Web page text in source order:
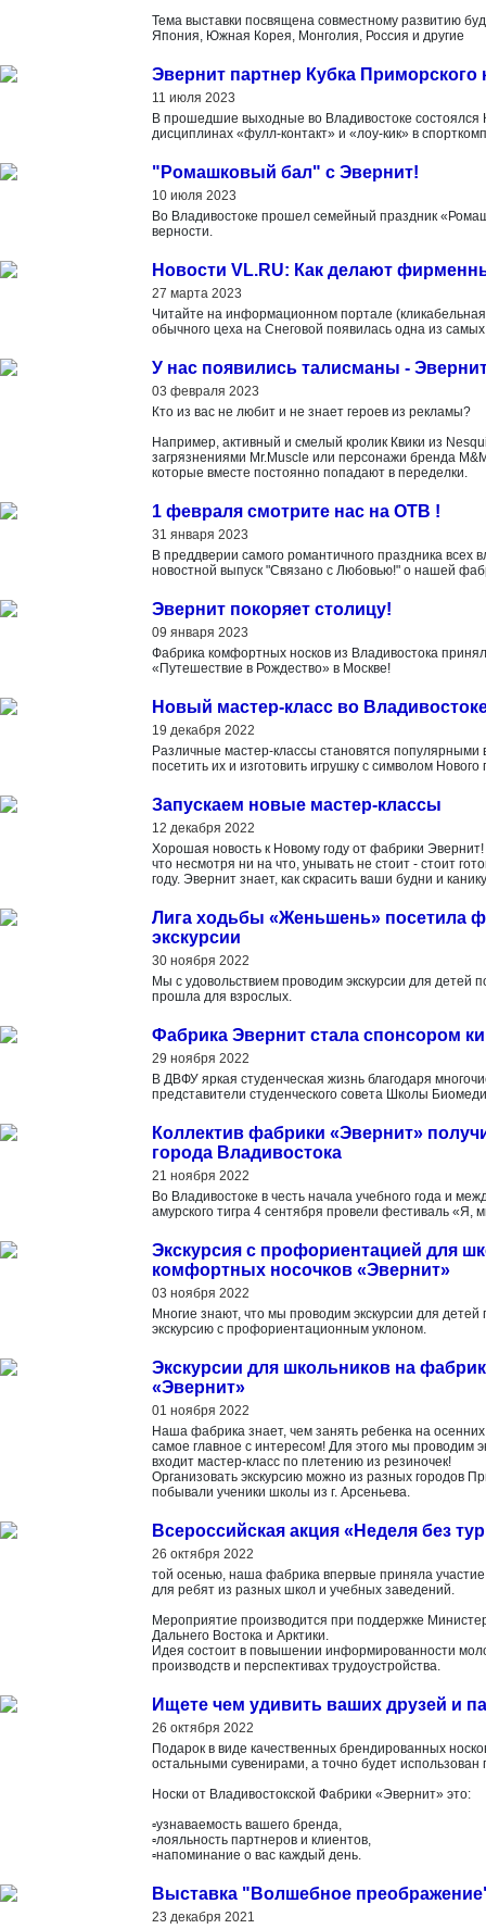
Тема выставки посвящена совместному развитию
Япония, Южная Корея, Монголия, Россия и другие
Эвернит партнер Кубка Приморского
11 июля 2023
В прошедшие выходные во Владивостоке состоялся
дисциплинах «фулл-контакт» и «лоу-кик» в
"Ромашковый бал" с Эвернит!
10 июля 2023
Во Владивостоке прошел семейный праздник
верности.
Новости VL.RU: Как делают
27 марта 2023
Читайте на информационном портале
обычного цеха на Снеговой появилась одна из
У нас появились талисманы -
03 февраля 2023
Кто из вас не любит и не знает героев из рекламы?
Например, активный и смелый кролик Квики из
загрязнениями Mr.Muscle или персонажи бренда
которые вместе постоянно попадают в переделки.
1 февраля смотрите нас на ОТВ !
31 января 2023
В преддверии самого романтичного праздника
новостной выпуск "Связано с Любовью!" о нашей
Эвернит покоряет столицу!
09 января 2023
Фабрика комфортных носков из Владивостока
«Путешествие в Рождество» в Москве!
Новый мастер-класс во
19 декабря 2022
Различные мастер-классы становятся
посетить их и изготовить игрушку с символом Нового
Запускаем новые мастер-классы
12 декабря 2022
Хорошая новость к Новому году от фабрики
что несмотря ни на что, унывать не стоит - стоит
году. Эвернит знает, как скрасить ваши будни и
Лига ходьбы «Женьшень» посетила
экскурсии
30 ноября 2022
Мы с удовольствием проводим экскурсии для детей
прошла для взрослых.
Фабрика Эвернит стала спонсором
29 ноября 2022
В ДВФУ яркая студенческая жизнь благодаря
представители студенческого совета Школы
Коллектив фабрики «Эвернит»
города Владивостока
21 ноября 2022
Во Владивостоке в честь начала учебного года и
амурского тигра 4 сентября провели фестиваль «Я,
Экскурсия с профориентацией для
комфортных носочков «Эвернит»
03 ноября 2022
Многие знают, что мы проводим экскурсии для
экскурсию с профориентационным уклоном.
Экскурсии для школьников на
«Эвернит»
01 ноября 2022
Наша фабрика знает, чем занять ребенка на
самое главное с интересом! Для этого мы проводим
входит мастер-класс по плетению из резиночек!
Организовать экскурсию можно из разных городов
побывали ученики школы из г. Арсеньева.
Всероссийская акция «Неделя без
26 октября 2022
той осенью, наша фабрика впервые приняла
для ребят из разных школ и учебных заведений.
Мероприятие производится при поддержке
Дальнего Востока и Арктики.
Идея состоит в повышении информированности
производств и перспективах трудоустройства.
Ищете чем удивить ваших друзей и
26 октября 2022
Подарок в виде качественных брендированных
остальными сувенирами, а точно будет использован
Носки от Владивостокской Фабрики «Эвернит» это:
▫️узнаваемость вашего бренда,
▫️лояльность партнеров и клиентов,
▫️напоминание о вас каждый день.
Выставка "Волшебное
23 декабря 2021